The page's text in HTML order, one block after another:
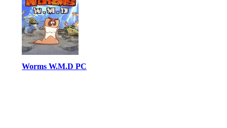
Worms W.M.D PC